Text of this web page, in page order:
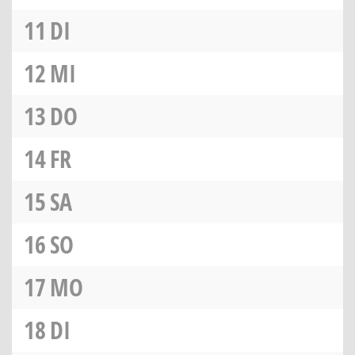
11 DI
12MI
13DO
14FR
15SA
16SO
17MO
18DI